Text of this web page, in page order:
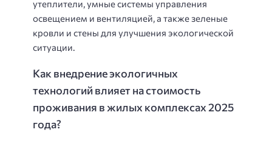
утеплители, умные системы управления
освещением и вентиляцией, а также зеленые
кровли и стены для улучшения экологической
ситуации.
Как внедрение экологичных
технологий влияет на стоимость
проживания в жилых комплексах 2025
года?